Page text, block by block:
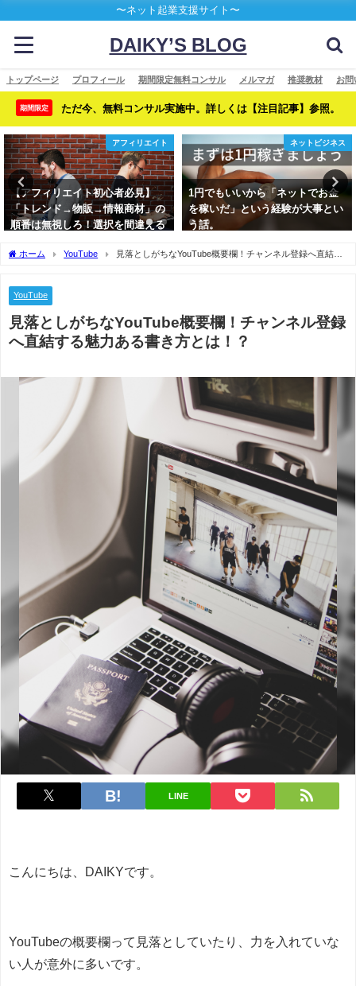
〜ネット起業支援サイト〜
DAIKY’S BLOG
トップページ プロフィール 期間限定無料コンサル メルマガ 推奨教材 お問
期間限定 ただ今、無料コンサル実施中。詳しくは【注目記事】参照。
アフィリエイト
【アフィリエイト初心者必見】
「トレンド→物販→情報商材」の
順番は無視しろ！選択を間違える
ネットビジネス
1円でもいいから「ネットでお金
を稼いだ」という経験が大事とい
う話。
ホーム YouTube
見落としがちなYouTube概要欄！チャンネル登録へ直結す
YouTube
見落としがちなYouTube概要欄！チャンネル登録
へ直結する魅力ある書き方とは！？
LINE
こんにちは、DAIKYです。
YouTubeの概要欄って見落としていたり、力を入れていな
い人が意外に多いです。